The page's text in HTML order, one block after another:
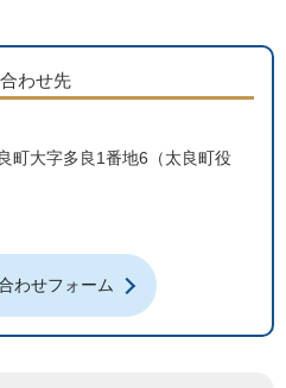
わせ先
町大字多良1番地6（太良町役
わせフォーム